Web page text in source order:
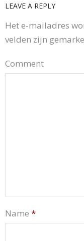
LEAVE A REPLY
Het e-mailadres
velden zijn
Comment
Name *